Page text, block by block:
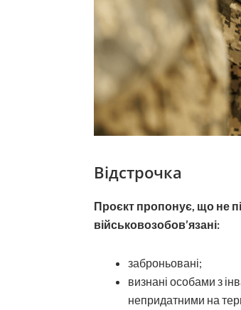
Відстрочка
Проєкт пропонує, що не
військовозобов’язані:
заброньовані;
визнані особами з
непридатними на